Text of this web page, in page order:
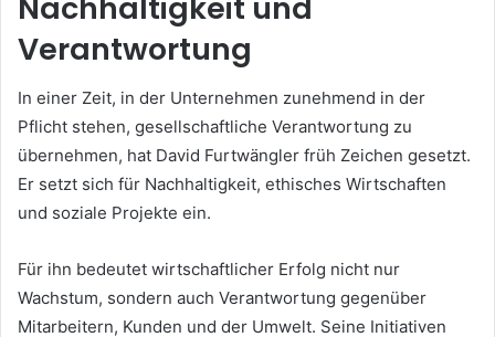
Verantwortung
In einer Zeit, in der Unternehmen zunehmend in der
Pflicht stehen, gesellschaftliche Verantwortung zu
übernehmen, hat David Furtwängler früh Zeichen gesetzt.
Er setzt sich für Nachhaltigkeit, ethisches Wirtschaften
und soziale Projekte ein.
Für ihn bedeutet wirtschaftlicher Erfolg nicht nur
Wachstum, sondern auch Verantwortung gegenüber
Mitarbeitern, Kunden und der Umwelt. Seine Initiativen